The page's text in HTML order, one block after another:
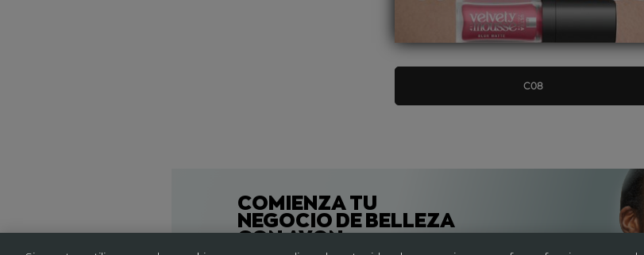
C08
COMIENZA TU
NEGOCIO DE BELLEZA
CON AVON